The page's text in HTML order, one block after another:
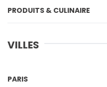
PRODUITS & CULINAIRE
VILLES
PARIS